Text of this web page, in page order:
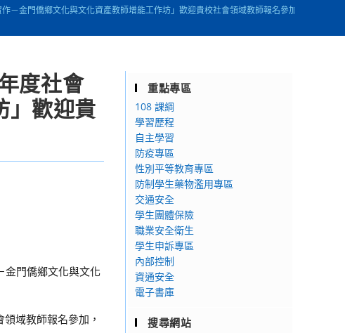
－金門僑鄉文化與文化資產教師增能工作坊」歡迎貴校社會領域教師報名參加，並請惠予
度社會
」歡迎貴
金門僑鄉文化與文化
域教師報名參加，
重點專區
108 課綱
學習歷程
自主學習
防疫專區
性別平等教育專區
防制學生藥物濫用專區
交通安全
學生團體保險
職業安全衛生
學生申訴專區
內部控制
資通安全
電子書庫
搜尋網站